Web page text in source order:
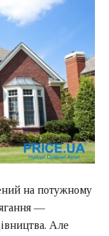
на потужному
—
Але